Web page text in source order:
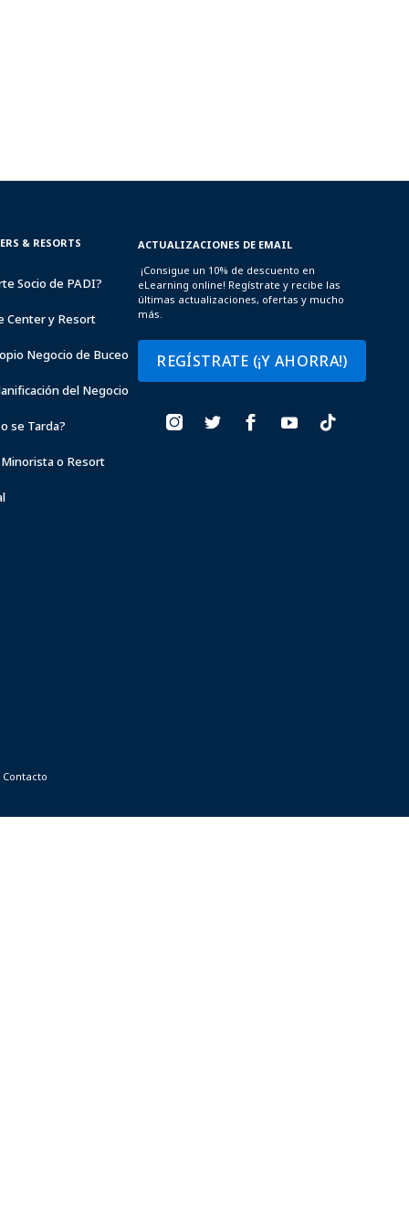
ACTUALIZACIONES DE EMAIL
¡Consigue un 10% de descuento en
eLearning online! Regístrate y recibe las
últimas actualizaciones, ofertas y mucho
más.
REGÍSTRATE (¡Y AHORRA!)
& RESORTS
Socio de PADI?
Center y Resort
Negocio de Buceo
del Negocio
se Tarda?
o Resort
Contacto